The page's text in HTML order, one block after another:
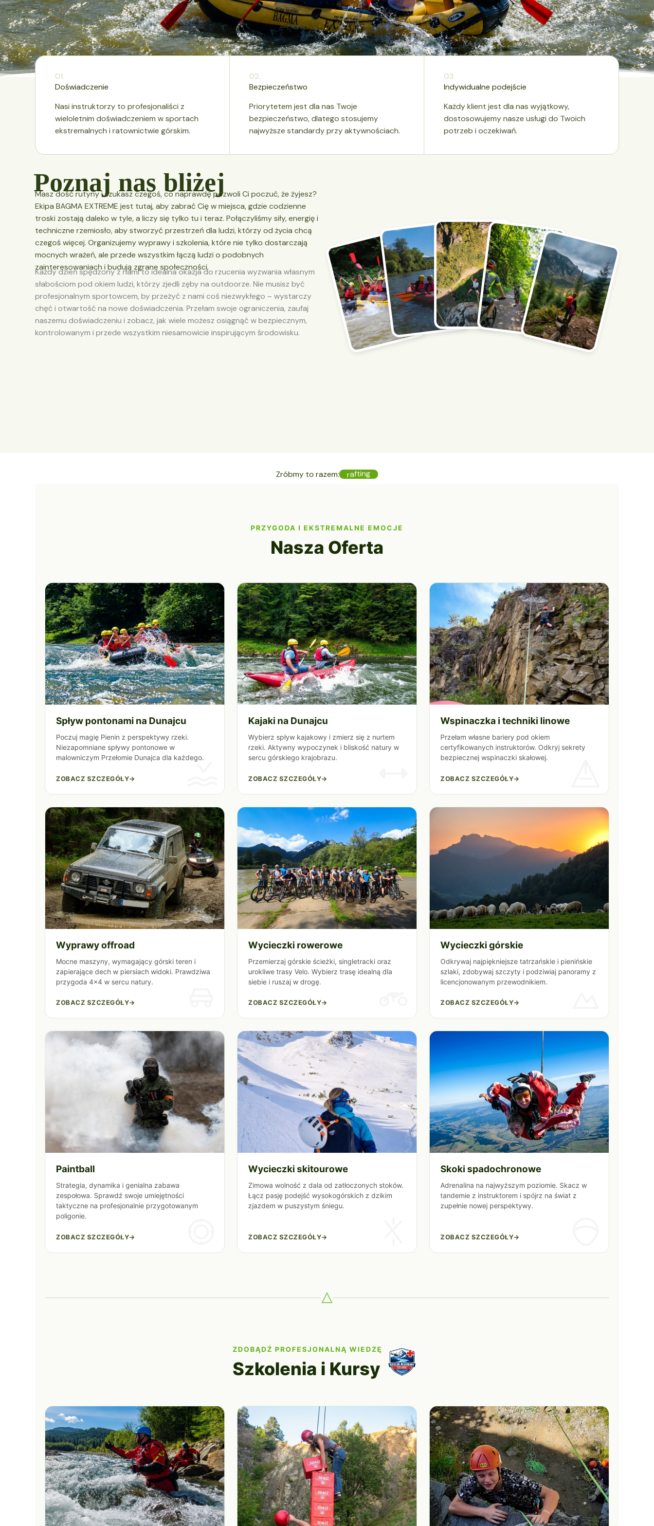
01.
Doświadczenie
Nasi instruktorzy to profesjonaliści z
wieloletnim doświadczeniem w sportach
ekstremalnych i ratownictwie górskim.
02.
Bezpieczeństwo
Priorytetem jest dla nas Twoje
bezpieczeństwo, dlatego stosujemy
najwyższe standardy przy aktywnościach.
03.
Indywidualne podejście
Każdy klient jest dla nas wyjątkowy,
dostosowujemy nasze usługi do Twoich
potrzeb i oczekiwań.
Poznaj nas bliżej
Masz dość rutyny i szukasz czegoś, co naprawdę pozwoli Ci poczuć, że żyjesz?
Ekipa BAGMA EXTREME jest tutaj, aby zabrać Cię w miejsca, gdzie codzienne
troski zostają daleko w tyle, a liczy się tylko tu i teraz. Połączyliśmy siły, energię i
techniczne rzemiosło, aby stworzyć przestrzeń dla ludzi, którzy od życia chcą
czegoś więcej. Organizujemy wyprawy i szkolenia, które nie tylko dostarczają
mocnych wrażeń, ale przede wszystkim łączą ludzi o podobnych
zainteresowaniach i budują zgrane społeczności.
Każdy dzień spędzony z nami to idealna okazja do rzucenia wyzwania własnym
słabościom pod okiem ludzi, którzy zjedli zęby na outdoorze. Nie musisz być
profesjonalnym sportowcem, by przeżyć z nami coś niezwykłego – wystarczy
chęć i otwartość na nowe doświadczenia. Przełam swoje ograniczenia, zaufaj
naszemu doświadczeniu i zobacz, jak wiele możesz osiągnąć w bezpiecznym,
kontrolowanym i przede wszystkim niesamowicie inspirującym środowisku.
Zróbmy to razem: rafting
PRZYGODA I EKSTREMALNE EMOCJE
Nasza Oferta
Spływ pontonami na Dunajcu
Poczuj magię Pienin z perspektywy rzeki.
Niezapomniane spływy pontonowe w
malowniczym Przełomie Dunajca dla każdego.
ZOBACZ SZCZEGÓŁY
Kajaki na Dunajcu
Wybierz spływ kajakowy i zmierz się z nurtem
rzeki. Aktywny wypoczynek i bliskość natury w
sercu górskiego krajobrazu.
ZOBACZ SZCZEGÓŁY
Wspinaczka i techniki linowe
Przełam własne bariery pod okiem
certyfikowanych instruktorów. Odkryj sekrety
bezpiecznej wspinaczki skałowej.
ZOBACZ SZCZEGÓŁY
Wyprawy offroad
Mocne maszyny, wymagający górski teren i
zapierające dech w piersiach widoki. Prawdziwa
przygoda 4x4 w sercu natury.
ZOBACZ SZCZEGÓŁY
Wycieczki rowerowe
Przemierzaj górskie ścieżki, singletracki oraz
urokliwe trasy Velo. Wybierz trasę idealną dla
siebie i ruszaj w drogę.
ZOBACZ SZCZEGÓŁY
Wycieczki górskie
Odkrywaj najpiękniejsze tatrzańskie i pienińskie
szlaki, zdobywaj szczyty i podziwiaj panoramy z
licencjonowanym przewodnikiem.
ZOBACZ SZCZEGÓŁY
Paintball
Strategia, dynamika i genialna zabawa
zespołowa. Sprawdź swoje umiejętności
taktyczne na profesjonalnie przygotowanym
poligonie.
ZOBACZ SZCZEGÓŁY
Wycieczki skitourowe
Zimowa wolność z dala od zatłoczonych stoków.
Łącz pasję podejść wysokogórskich z dzikim
zjazdem w puszystym śniegu.
ZOBACZ SZCZEGÓŁY
Skoki spadochronowe
Adrenalina na najwyższym poziomie. Skacz w
tandemie z instruktorem i spójrz na świat z
zupełnie nowej perspektywy.
ZOBACZ SZCZEGÓŁY
ZDOBĄDŹ PROFESJONALNĄ WIEDZĘ
Szkolenia i Kursy